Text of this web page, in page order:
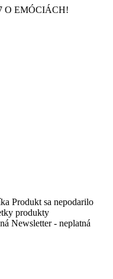
O EMÓCIÁCH!
Produkt sa nepodarilo
produkty
Newsletter - neplatná